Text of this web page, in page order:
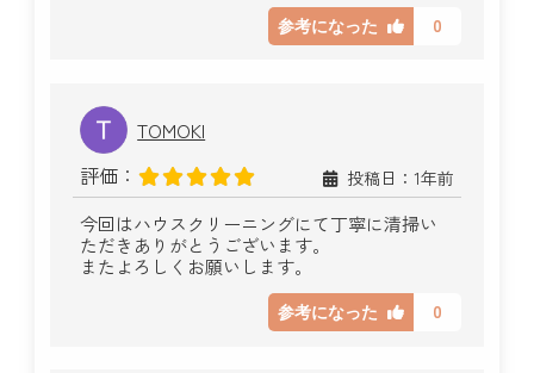
参考になった 0
TOMOKI
評価：
投稿日：1年前
今回はハウスクリーニングにて丁寧に清掃い
ただきありがとうございます。
またよろしくお願いします。
参考になった 0